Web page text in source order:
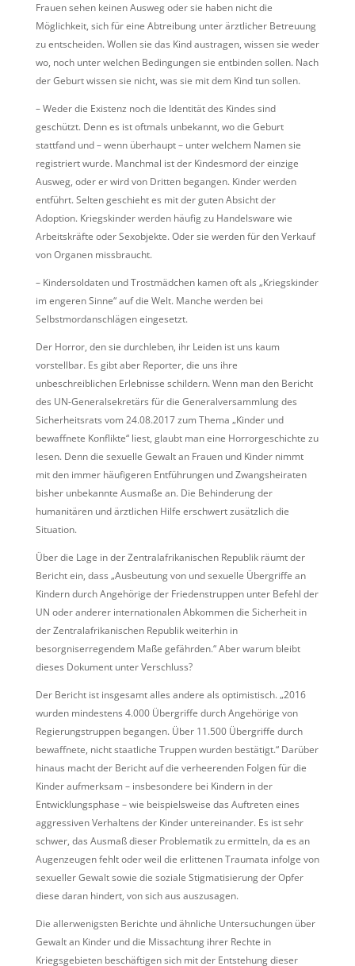
Frauen sehen keinen Ausweg oder sie haben nicht die
Möglichkeit, sich für eine Abtreibung unter ärztlicher Betreuung
zu entscheiden. Wollen sie das Kind austragen, wissen sie weder
wo, noch unter welchen Bedingungen sie entbinden sollen. Nach
der Geburt wissen sie nicht, was sie mit dem Kind tun sollen.
– Weder die Existenz noch die Identität des Kindes sind
geschützt. Denn es ist oftmals unbekannt, wo die Geburt
stattfand und – wenn überhaupt – unter welchem Namen sie
registriert wurde. Manchmal ist der Kindesmord der einzige
Ausweg, oder er wird von Dritten begangen. Kinder werden
entführt. Selten geschieht es mit der guten Absicht der
Adoption. Kriegskinder werden häufig zu Handelsware wie
Arbeitskräfte oder Sexobjekte. Oder sie werden für den Verkauf
von Organen missbraucht.
– Kindersoldaten und Trostmädchen kamen oft als „Kriegskinder
im engeren Sinne“ auf die Welt. Manche werden bei
Selbstmordanschlägen eingesetzt.
Der Horror, den sie durchleben, ihr Leiden ist uns kaum
vorstellbar. Es gibt aber Reporter, die uns ihre
unbeschreiblichen Erlebnisse schildern. Wenn man den Bericht
des UN-Generalsekretärs für die Generalversammlung des
Sicherheitsrats vom 24.08.2017 zum Thema „Kinder und
bewaffnete Konflikte“ liest, glaubt man eine Horrorgeschichte zu
lesen. Denn die sexuelle Gewalt an Frauen und Kinder nimmt
mit den immer häufigeren Entführungen und Zwangsheiraten
bisher unbekannte Ausmaße an. Die Behinderung der
humanitären und ärztlichen Hilfe erschwert zusätzlich die
Situation.
Über die Lage in der Zentralafrikanischen Republik räumt der
Bericht ein, dass „Ausbeutung von und sexuelle Übergriffe an
Kindern durch Angehörige der Friedenstruppen unter Befehl der
UN oder anderer internationalen Abkommen die Sicherheit in
der Zentralafrikanischen Republik weiterhin in
besorgniserregendem Maße gefährden.“ Aber warum bleibt
dieses Dokument unter Verschluss?
Der Bericht ist insgesamt alles andere als optimistisch. „2016
wurden mindestens 4.000 Übergriffe durch Angehörige von
Regierungstruppen begangen. Über 11.500 Übergriffe durch
bewaffnete, nicht staatliche Truppen wurden bestätigt.“ Darüber
hinaus macht der Bericht auf die verheerenden Folgen für die
Kinder aufmerksam – insbesondere bei Kindern in der
Entwicklungsphase – wie beispielsweise das Auftreten eines
aggressiven Verhaltens der Kinder untereinander. Es ist sehr
schwer, das Ausmaß dieser Problematik zu ermitteln, da es an
Augenzeugen fehlt oder weil die erlittenen Traumata infolge von
sexueller Gewalt sowie die soziale Stigmatisierung der Opfer
diese daran hindert, von sich aus auszusagen.
Die allerwenigsten Berichte und ähnliche Untersuchungen über
Gewalt an Kinder und die Missachtung ihrer Rechte in
Kriegsgebieten beschäftigen sich mit der Entstehung dieser